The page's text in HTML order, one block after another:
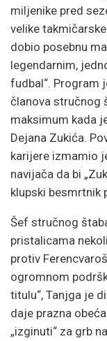
miljenike pred
velike
dobio posebnu
legendarnim,
fudbal“. Program
članova stručnog
maksimum kada
Dejana Zukića.
karijere izmamio
navijača da bi
klupski besmrtnik
Šef stručnog
pristalicama
protiv
ogromnom
titulu“, Tanjga je
daje prazna
„izginuti“ za grb